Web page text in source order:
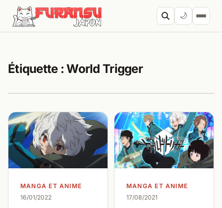
Aller au contenu
🌙
Étiquette :World Trigger
MANGA ET ANIME
16/01/2022
MANGA ET ANIME
17/08/2021